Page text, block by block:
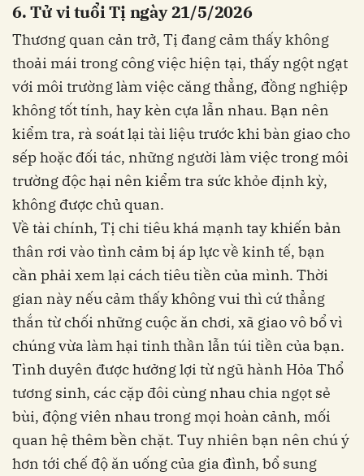
6. Tử vi tuổi Tị ngày 21/5/2026
Thương quan cản trở, Tị đang cảm thấy không
thoải mái trong công việc hiện tại, thấy ngột ngạt
với môi trường làm việc căng thẳng, đồng nghiệp
không tốt tính, hay kèn cựa lẫn nhau. Bạn nên
kiểm tra, rà soát lại tài liệu trước khi bàn giao cho
sếp hoặc đối tác, những người làm việc trong môi
trường độc hại nên kiểm tra sức khỏe định kỳ,
không được chủ quan.
Về tài chính, Tị chi tiêu khá mạnh tay khiến bản
thân rơi vào tình cảm bị áp lực về kinh tế, bạn
cần phải xem lại cách tiêu tiền của mình. Thời
gian này nếu cảm thấy không vui thì cứ thẳng
thắn từ chối những cuộc ăn chơi, xã giao vô bổ vì
chúng vừa làm hại tinh thần lẫn túi tiền của bạn.
Tình duyên được hưởng lợi từ ngũ hành Hỏa Thổ
tương sinh, các cặp đôi cùng nhau chia ngọt sẻ
bùi, động viên nhau trong mọi hoàn cảnh, mối
quan hệ thêm bền chặt. Tuy nhiên bạn nên chú ý
hơn tới chế độ ăn uống của gia đình, bổ sung